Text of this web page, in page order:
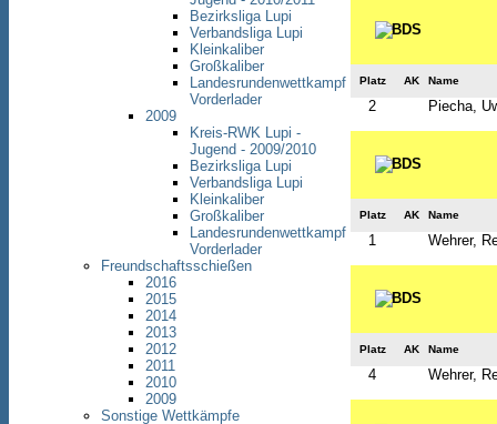
Bezirksliga Lupi
Verbandsliga Lupi
Kleinkaliber
Großkaliber
Landesrundenwettkampf
Vorderlader
2009
Kreis-RWK Lupi -
Jugend - 2009/2010
Bezirksliga Lupi
Verbandsliga Lupi
Kleinkaliber
Großkaliber
Landesrundenwettkampf
Vorderlader
Freundschaftsschießen
2016
2015
2014
2013
2012
2011
2010
2009
Sonstige Wettkämpfe
Platz AK Name
2 Piecha,
Platz AK Name
1 Wehrer,
Platz AK Name
4 Wehrer,